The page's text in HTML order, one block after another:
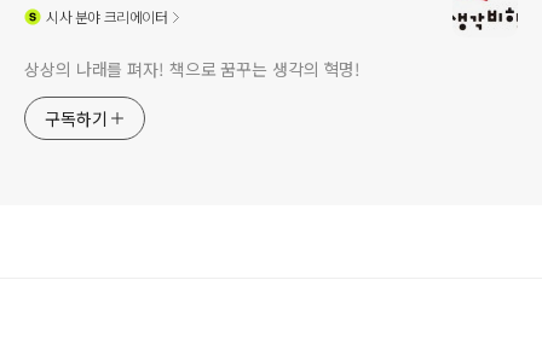
시사분야 크리에이터
상상의 나래를 펴자! 책으로 꿈꾸는 생각의 혁명!
구독하기